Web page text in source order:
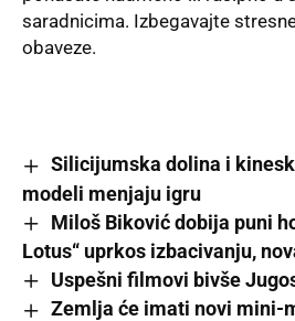
saradnicima. Izbegavajte
obaveze.
Silicijumska dolina i
modeli menjaju igru
Miloš Biković dobija puni
Lotus“ uprkos izbacivanju,
Uspešni filmovi bivše
Zemlja će imati novi mini-